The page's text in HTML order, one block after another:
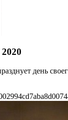
день